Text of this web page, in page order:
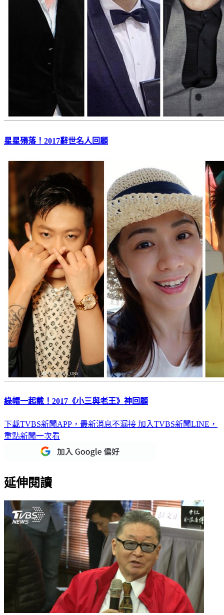
星星殞落！2017辭世名人回顧
綠帽一起戴！2017《小三與老王》神回顧
下載TVBS新聞APP，最新消息不漏接 加入TVBS新聞LINE，
重點新聞一次看
延伸閱讀